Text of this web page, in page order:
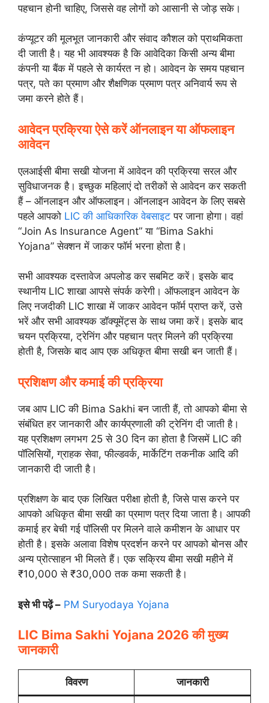
पहचान होनी चाहिए, जिससे वह लोगों को आसानी से जोड़ सके।
कंप्यूटर की मूलभूत जानकारी और संवाद कौशल को प्राथमिकता
दी जाती है। यह भी आवश्यक है कि आवेदिका किसी अन्य बीमा
कंपनी या बैंक में पहले से कार्यरत न हो। आवेदन के समय पहचान
पत्र, पते का प्रमाण और शैक्षणिक प्रमाण पत्र अनिवार्य रूप से
जमा करने होते हैं।
आवेदन प्रक्रिया ऐसे करें ऑनलाइन या ऑफलाइन
आवेदन
एलआईसी बीमा सखी योजना में आवेदन की प्रक्रिया सरल और
सुविधाजनक है। इच्छुक महिलाएं दो तरीकों से आवेदन कर सकती
हैं – ऑनलाइन और ऑफलाइन। ऑनलाइन आवेदन के लिए सबसे
पहले आपको LIC की आधिकारिक वेबसाइट पर जाना होगा। वहां
“Join As Insurance Agent” या “Bima Sakhi
Yojana” सेक्शन में जाकर फॉर्म भरना होता है।
सभी आवश्यक दस्तावेज अपलोड कर सबमिट करें। इसके बाद
स्थानीय LIC शाखा आपसे संपर्क करेगी। ऑफलाइन आवेदन के
लिए नजदीकी LIC शाखा में जाकर आवेदन फॉर्म प्राप्त करें, उसे
भरें और सभी आवश्यक डॉक्यूमेंट्स के साथ जमा करें। इसके बाद
चयन प्रक्रिया, ट्रेनिंग और पहचान पत्र मिलने की प्रक्रिया
होती है, जिसके बाद आप एक अधिकृत बीमा सखी बन जाती हैं।
प्रशिक्षण और कमाई की प्रक्रिया
जब आप LIC की Bima Sakhi बन जाती हैं, तो आपको बीमा से
संबंधित हर जानकारी और कार्यप्रणाली की ट्रेनिंग दी जाती है।
यह प्रशिक्षण लगभग 25 से 30 दिन का होता है जिसमें LIC की
पॉलिसियों, ग्राहक सेवा, फील्डवर्क, मार्केटिंग तकनीक आदि की
जानकारी दी जाती है।
प्रशिक्षण के बाद एक लिखित परीक्षा होती है, जिसे पास करने पर
आपको अधिकृत बीमा सखी का प्रमाण पत्र दिया जाता है। आपकी
कमाई हर बेची गई पॉलिसी पर मिलने वाले कमीशन के आधार पर
होती है। इसके अलावा विशेष प्रदर्शन करने पर आपको बोनस और
अन्य प्रोत्साहन भी मिलते हैं। एक सक्रिय बीमा सखी महीने में
₹10,000 से ₹30,000 तक कमा सकती है।
इसे भी पढ़ें – PM Suryodaya Yojana
LIC Bima Sakhi Yojana 2026 की मुख्य
जानकारी
विवरण जानकारी